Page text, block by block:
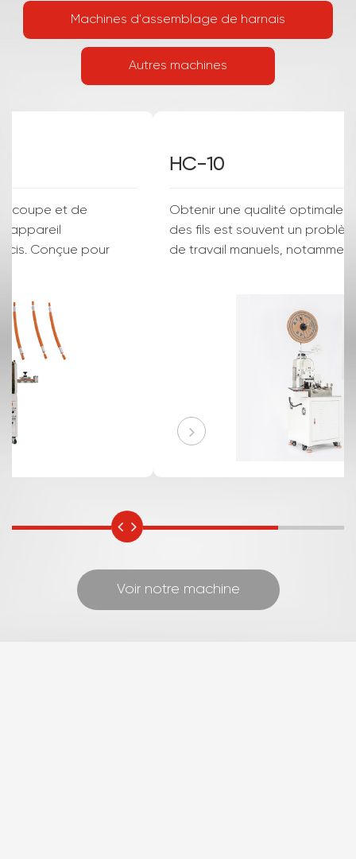
Machines d'assemblage de harnais
Autres machines
La machine automatique de coupe et de
dénudage de câbles est un appareil
extrêmement efficace et précis. Conçue pour
précision, elle peut traiter différents types et
tailles de câbles, garantissant des résultats
constants. Elle améliore considérablement
l'efficacité de la production et réduit les coûts de
dénudages nets et précis, améliorant ainsi la
qualité du traitement des câbles. Que ce soit
c'est un outil indispensable pour optimiser les
opérations et garantir une préparation fiable
Voir notre machine